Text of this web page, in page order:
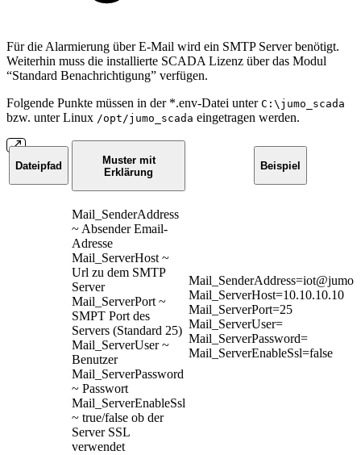
Für die Alarmierung über E-Mail wird ein SMTP Server benötigt.
Weiterhin muss die installierte SCADA Lizenz über das Modul
“Standard Benachrichtigung” verfügen.
Folgende Punkte müssen in der *.env-Datei unter C:\jumo_scada
bzw. unter Linux /opt/jumo_scada eingetragen werden.
Dateipfad
Muster mit
Erklärung
Beispiel
Mail_SenderAddress
~ Absender Email-
Adresse
Mail_ServerHost ~
Url zu dem SMTP
Server
Mail_ServerPort ~
SMPT Port des
Servers (Standard 25)
Mail_ServerUser ~
Benutzer
Mail_ServerPassword
~ Passwort
Mail_ServerEnableSsl
~ true/false ob der
Server SSL
verwendet
Mail_ServerHost=10.10.10.10
Mail_ServerPort=25
Mail_ServerUser=
Mail_ServerPassword=
Mail_ServerEnableSsl=false